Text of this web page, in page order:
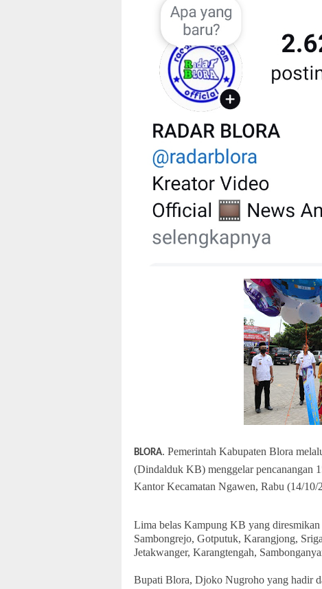
BLORA. Pemerintah Kabupaten Blora
(Dindalduk KB) menggelar pencanangan
Kantor Kecamatan Ngawen, Rabu (14/10/
Lima belas Kampung KB yang
Sambongrejo, Gotputuk, Karangjong,
Jetakwanger, Karangtengah,
Bupati Blora, Djoko Nugroho yang hadir